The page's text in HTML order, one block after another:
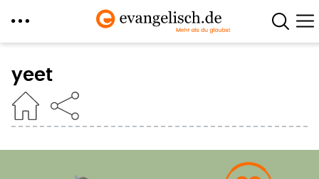
zum
Inhalt
yeet